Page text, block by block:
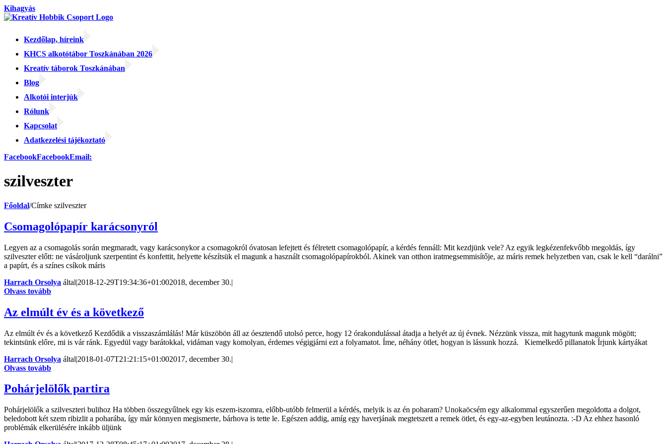
Kihagyás
Kezdőlap, híreink
KHCS alkotótábor Toszkánában 2026
Kreatív táborok Toszkánában
Blog
Alkotói interjúk
Rólunk
Kapcsolat
Adatkezelési tájékoztató
FacebookFacebookEmail:
szilveszter
Főoldal/Címke szilveszter
Csomagolópapír karácsonyról
Legyen az a csomagolás során megmaradt, vagy karácsonykor a csomagokról óvatosan lefejtett és félretett csomagolópapír, a kérdés fennáll: Mit kezdjünk vele? Az egyik legkézenfekvőbb megoldás, így
szilveszter előtt: ne vásároljunk szerpentint és konfettit, helyette készítsük el magunk a használt csomagolópapírokból. Akinek van otthon iratmegsemmisítője, az máris remek helyzetben van, csak le kell “darálni”
a papírt, és a színes csíkok máris
Harrach Orsolya által|2018-12-29T19:34:36+01:002018, december 30.|
Olvass tovább
Az elmúlt év és a következő
Az elmúlt év és a következő Kezdődik a visszaszámlálás! Már küszöbön áll az óesztendő utolsó perce, hogy 12 órakondulással átadja a helyét az új évnek. Nézzünk vissza, mit hagytunk magunk mögött;
tekintsünk előre, mi is vár ránk. Egyedül vagy barátokkal, vidáman vagy komolyan, érdemes végigjárni ezt a folyamatot. Íme, néhány ötlet, hogyan is lássunk hozzá. Kiemelkedő pillanatok Írjunk kártyákat
Harrach Orsolya által|2018-01-07T21:21:15+01:002017, december 30.|
Olvass tovább
Pohárjelölők partira
Pohárjelölők a szilveszteri bulihoz Ha többen összegyűlnek egy kis eszem-iszomra, előbb-utóbb felmerül a kérdés, melyik is az én poharam? Unokaöcsém egy alkalommal egyszerűen megoldotta a dolgot,
beledobott két szem ribizlit a poharába, így már könnyen megismerte, bárhova is tette le. Egészen addig, amíg egy haverjának megtetszett a remek ötlet, és egy-az-egyben leutánozta. :-D Az ehhez hasonló
problémák elkerülésére inkább üljünk